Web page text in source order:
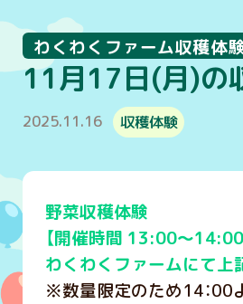
11月17日(月)の
わくわくファーム収穫体
2025.11.16 収穫体験
野菜収穫体験
【開催時間 13:00～14:00
わくわくファームにて上
※数量限定のため14：00